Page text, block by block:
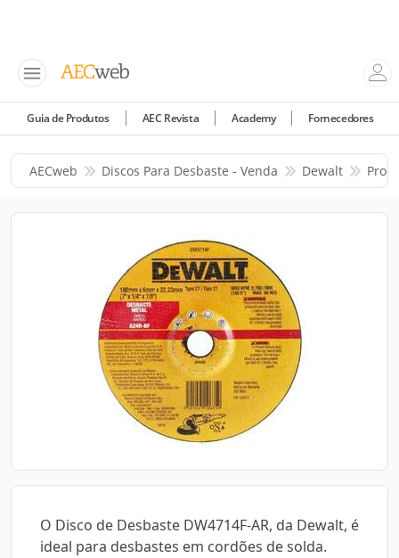
Guia de Produtos AEC Revista Academy Fornecedores
AECweb Discos Para Desbaste - Venda Dewalt
O Disco de Desbaste DW4714F-AR, da Dewalt, é
ideal para desbastes em cordões de solda.